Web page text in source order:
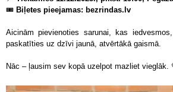
🎟 Biļetes pieejamas: bezrindas.lv
Aicinām pievienoties sarunai, kas
paskatīties uz dzīvi jaunā, atvērtākā gaismā.
Nāc – ļausim sev kopā uzelpot mazliet vieglāk.